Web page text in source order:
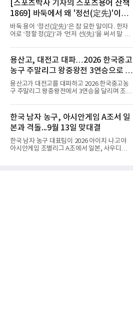
종반 점수 차를 벌려 승점 3을 챙겼다.블로킹은
7-16으로 밀렸지만 한국보다
오픈 이후 넉 달째 남자프로테니스(ATP) 투어 경
기에 나서지 못하고 있다. 9일 영국 BBC 등에 따
르면 그는 손목 힘줄을 감싸는 활막에 염증이 생
기는 건초염을 앓고 있다.이 부상이 까다로운 이
유가 있다. 반복적으로 라켓을 쥐고 휘두르는 동
최장 1년의 회복이 필요하다. 알카라스는 수술
은 받지 않았다. 라켓
[스포츠박사 기자의 스포츠용어 산책
1869] 바둑에서 왜 '정선(定先)'이라
말할까
바둑 용어 ‘정선(定先)’은 참 묘한 말이다. 한자
어로 ‘정할 정(定)’과 ‘먼저 선(先)’을 써서 말 그
이 먼저 두되 백에게 덤을 주지 않는 방식이다.
요즘 프로기사들의 대국은 대부분 ‘호선(互
先)’으로 치러지고, 백에게 6집 반 또는 7집 반의
덤을 주는 것이 일반적이다. (본 코너 1868회 ‘바
둑에서 왜 ‘호선(互先)’이라 말할까‘ 참조) 반면
정선에서는 흑이 먼저 두는 대신 덤이 없다. 한국
기원 역시 기력 차이를 표시하는 기준에서 정선
상선(先相先), 선이선(先二先) 등 여러 단계가
용산고, 대전고 대파…2026 한국중고
농구 주말리그 왕중왕전 3연승으로 조
1위 16강 진출
용산고가 대전고를 대파하고 2026 한국중고농
구 주말리그 왕중왕전에서 3연승을 달리며 조 1
우슬체육관에서 열린 대회 남고부 B조 예선 3차
전에서 대전고를 상대로 주전 선수들의 고른 활
약을 앞세워 108-33으로 대승을 거뒀다.용산고
는 배대범이 22점, 김민기가 19점, 이승민이 13
점을 올리며 공격을 이끌었다. 경기 초반부터 주
도권을 잡은 용산고는 일찌감치 승기를 굳히며
대전고에 큰 점수 차 승리를 거뒀다.이로써 용산
한국 남자 농구, 아시안게임 A조서 일
본과 격돌...9월 13일 맞대결
한국 남자 농구 대표팀이 2026 아이치·나고야
아시안게임 조별리그 A조에서 일본, 사우디아라